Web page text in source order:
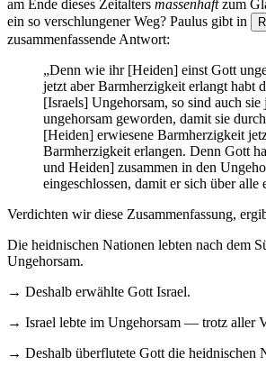
am Ende dieses Zeitalters massenhaftzum
ein so verschlungener Weg? Paulus gibt in
zusammenfassende Antwort:
„Denn wie ihr [Heiden] einst Gott
jetzt aber Barmherzigkeit erlangt habt
[Israels] Ungehorsam, so sind auch sie
ungehorsam geworden, damit sie
[Heiden] erwiesene Barmherzigkeit
Barmherzigkeit erlangen. Denn Gott
und Heiden] zusammen in den
eingeschlossen, damit er sich über alle
Verdichten wir diese Zusammenfassung,
Die heidnischen Nationen lebten nach dem
Ungehorsam.
→ Deshalb erwählte Gott Israel.
→ Israel lebte im Ungehorsam — trotz aller
→ Deshalb überflutete Gott die heidnischen